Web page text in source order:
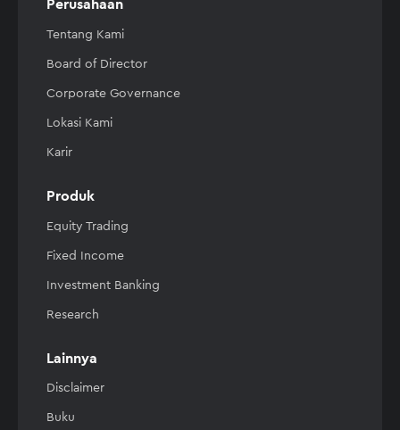
Perusahaan
Tentang Kami
Board of Director
Corporate Governance
Lokasi Kami
Karir
Produk
Equity Trading
Fixed Income
Investment Banking
Research
Lainnya
Disclaimer
Buku